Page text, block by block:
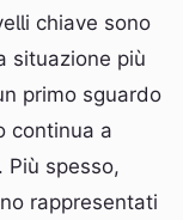
chiave sono
situazione più
primo sguardo
continua a
Più spesso,
rappresentati